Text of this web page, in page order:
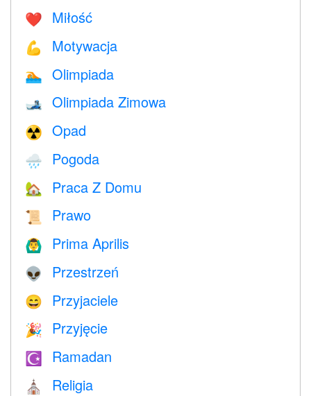
❤️️ Miłość
💪 Motywacja
🏊 Olimpiada
🎿 Olimpiada Zimowa
☢️ Opad
🌧 Pogoda
🏡 Praca Z Domu
📜 Prawo
🙆‍♂️ Prima Aprilis
👽 Przestrzeń
😄 Przyjaciele
🎉 Przyjęcie
☪️ Ramadan
⛪️ Religia